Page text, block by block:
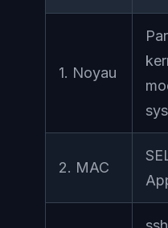
1. Noyau
2. MAC